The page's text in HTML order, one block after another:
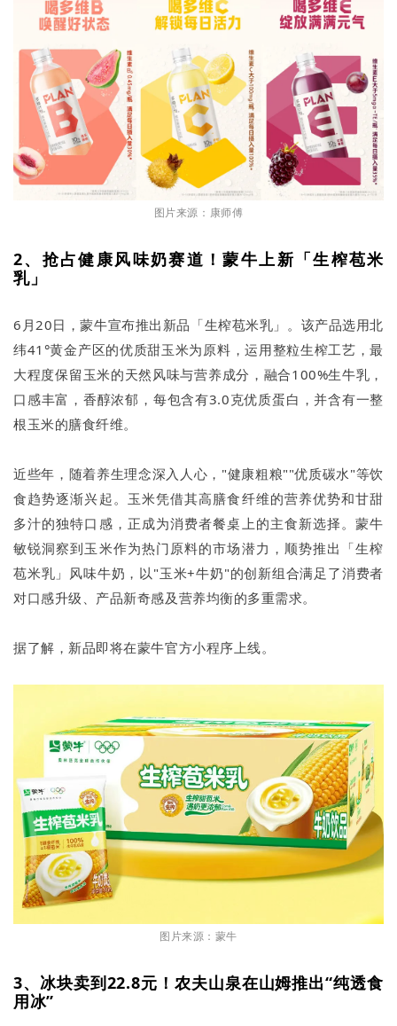
图片来源：康师傅
2、抢占健康风味奶赛道！蒙牛上新「生榨苞米
乳」
6月20日，蒙牛宣布推出新品「生榨苞米乳」。该产品选用北
纬41°黄金产区的优质甜玉米为原料，运用整粒生榨工艺，最
大程度保留玉米的天然风味与营养成分，融合100%生牛乳，
口感丰富，香醇浓郁，每包含有3.0克优质蛋白，并含有一整
根玉米的膳食纤维。
近些年，随着养生理念深入人心，"健康粗粮""优质碳水"等饮
食趋势逐渐兴起。玉米凭借其高膳食纤维的营养优势和甘甜
多汁的独特口感，正成为消费者餐桌上的主食新选择。蒙牛
敏锐洞察到玉米作为热门原料的市场潜力，顺势推出「生榨
苞米乳」风味牛奶，以"玉米+牛奶"的创新组合满足了消费者
对口感升级、产品新奇感及营养均衡的多重需求。
据了解，新品即将在蒙牛官方小程序上线。
图片来源：蒙牛
3、冰块卖到22.8元！农夫山泉在山姆推出“纯透食
用冰”